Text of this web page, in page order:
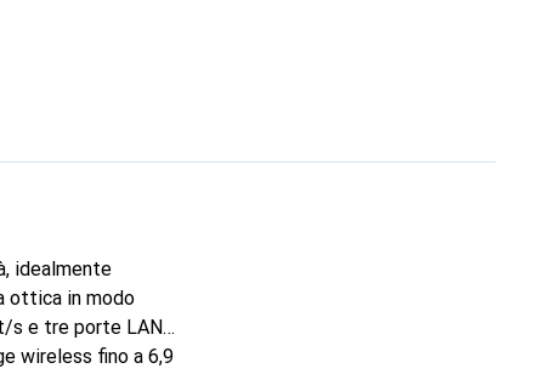
idealmente
ottica in modo
s e tre porte LAN
wireless fino a 6,9